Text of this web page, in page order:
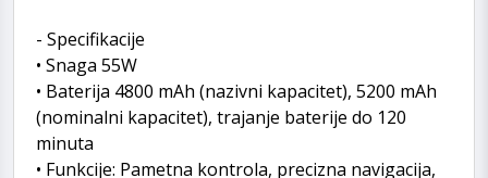
- Specifikacije
• Snaga 55W
• Baterija 4800 mAh (nazivni kapacitet), 5200 mAh
(nominalni kapacitet), trajanje baterije do 120
minuta
• Funkcije: Pametna kontrola, precizna navigacija,